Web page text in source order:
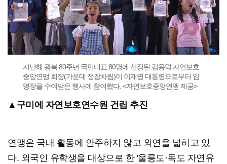
지난해 광복 80주년 국민대표 80명에 선정된 김용덕 자연보호
중앙연맹 회장(가운데 정장차림)이 이재명 대통령으로부터 임
명장을 수여받은 행사에 참여했다. <자연보호중앙연맹 제공>
▲구미에 자연보호연수원 건립 추진
연맹은 국내 활동에 안주하지 않고 외연을 넓히고 있
다. 외국인 유학생을 대상으로 한 '울릉도·독도 자연유